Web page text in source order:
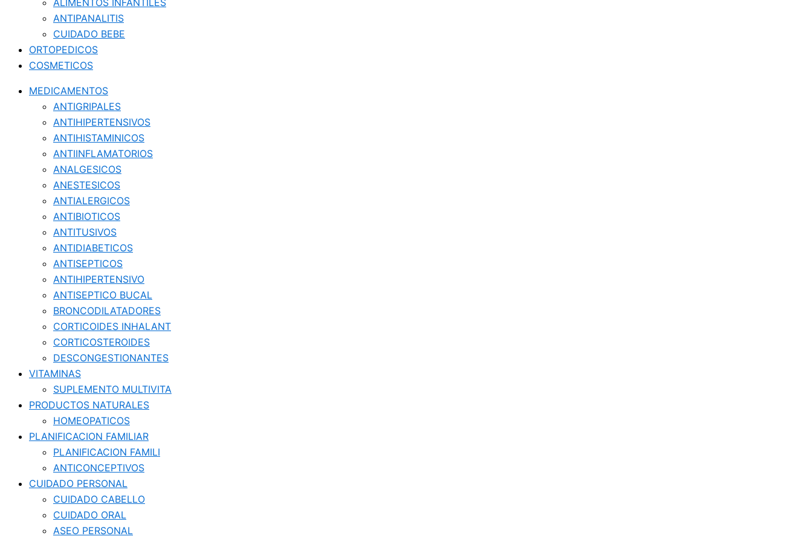
ANTIPANALITIS
CUIDADO BEBE
ORTOPEDICOS
COSMETICOS
MEDICAMENTOS
ANTIGRIPALES
ANTIHIPERTENSIVOS
ANTIHISTAMINICOS
ANTIINFLAMATORIOS
ANALGESICOS
ANESTESICOS
ANTIALERGICOS
ANTIBIOTICOS
ANTITUSIVOS
ANTIDIABETICOS
ANTISEPTICOS
ANTIHIPERTENSIVO
ANTISEPTICO BUCAL
BRONCODILATADORES
CORTICOIDES INHALANT
CORTICOSTEROIDES
DESCONGESTIONANTES
VITAMINAS
SUPLEMENTO MULTIVITA
PRODUCTOS NATURALES
HOMEOPATICOS
PLANIFICACION FAMILIAR
PLANIFICACION FAMILI
ANTICONCEPTIVOS
CUIDADO PERSONAL
CUIDADO CABELLO
CUIDADO ORAL
ASEO PERSONAL